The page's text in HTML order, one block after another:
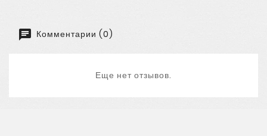
Комментарии (0)
Еще нет отзывов.